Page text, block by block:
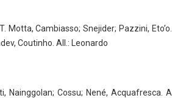
Motta, Cambiasso; Snejider; Pazzini, Eto’o.
Coutinho. All.: Leonardo
Nainggolan; Cossu; Nené, Acquafresca. A